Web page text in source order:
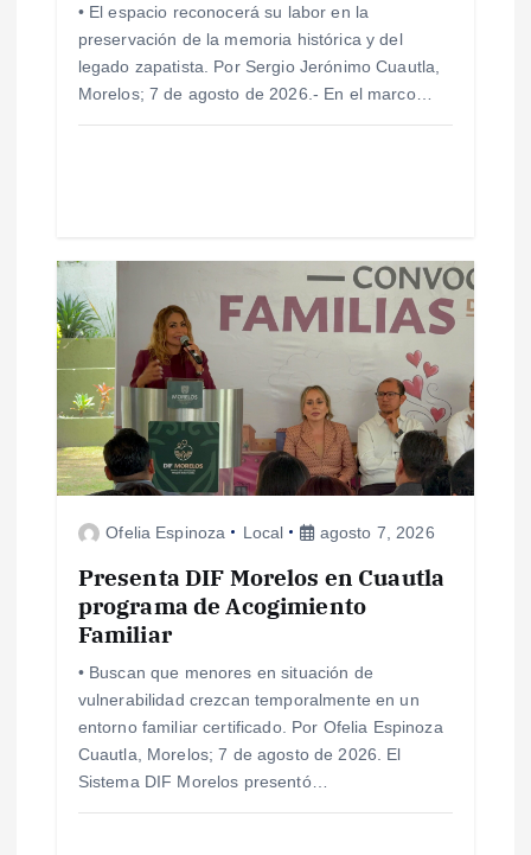
a
s
• El espacio reconocerá su labor en la
preservación de la memoria histórica y del
legado zapatista. Por Sergio Jerónimo Cuautla,
Morelos; 7 de agosto de 2026.- En el marco…
Ofelia Espinoza Local agosto 7, 2026
Presenta DIF Morelos en Cuautla
programa de Acogimiento
Familiar
• Buscan que menores en situación de
vulnerabilidad crezcan temporalmente en un
entorno familiar certificado. Por Ofelia Espinoza
Cuautla, Morelos; 7 de agosto de 2026. El
Sistema DIF Morelos presentó…